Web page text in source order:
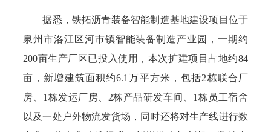
据悉，铁拓沥青装备智能制造基地建设项目位于
泉州市洛江区河市镇智能装备制造产业园，一期约
200亩生产厂区已投入使用，本次扩建项目占地约84
亩，新增建筑面积约6.1万平方米，包括2栋联合厂
房、1栋发运厂房、2栋产品研发车间、1栋员工宿舍
以及一处户外物流发货场，同时还将对生产线进行数